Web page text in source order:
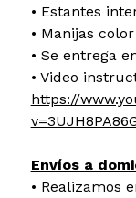
• Estantes
• Manijas
• Se entrega
• Video
https://
Envíos a
• Realizamos